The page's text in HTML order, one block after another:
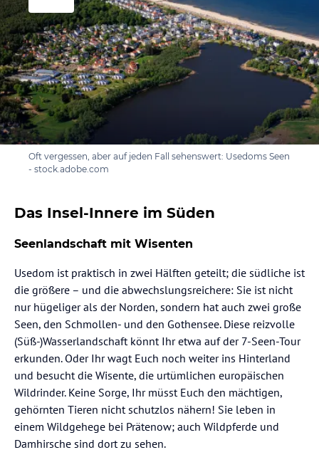
Oft vergessen, aber auf jeden Fall sehenswert: Usedoms Seen
- stock.adobe.com
Das Insel-Innere im Süden
Seenlandschaft mit Wisenten
Usedom ist praktisch in zwei Hälften geteilt; die südliche ist
die größere – und die abwechslungsreichere: Sie ist nicht
nur hügeliger als der Norden, sondern hat auch zwei große
Seen, den Schmollen- und den Gothensee. Diese reizvolle
(Süß-)Wasserlandschaft könnt Ihr etwa auf der 7-Seen-Tour
erkunden. Oder Ihr wagt Euch noch weiter ins Hinterland
und besucht die Wisente, die urtümlichen europäischen
Wildrinder. Keine Sorge, Ihr müsst Euch den mächtigen,
gehörnten Tieren nicht schutzlos nähern! Sie leben in
einem Wildgehege bei Prätenow; auch Wildpferde und
Damhirsche sind dort zu sehen.